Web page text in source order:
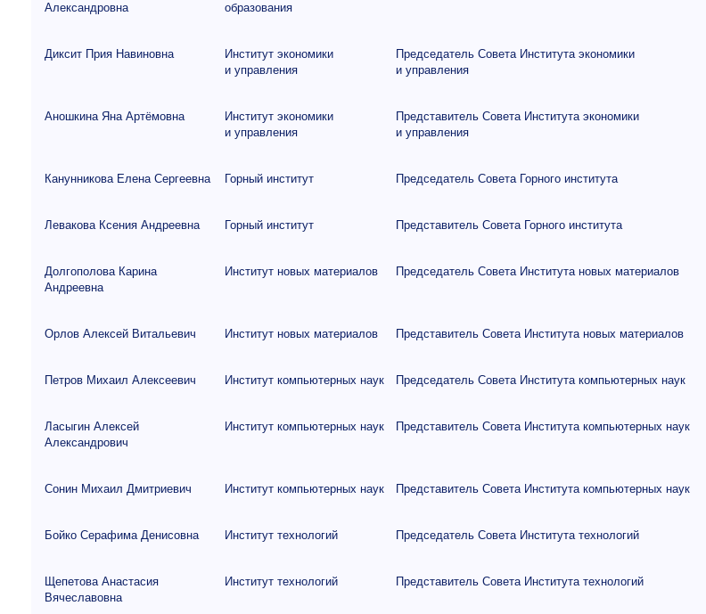
Александровна
образования
Диксит Прия Навиновна
Институт экономики
и управления
Председатель Совета Института экономики
и управления
Аношкина Яна Артёмовна
Институт экономики
и управления
Представитель Совета Института экономики
и управления
Канунникова Елена Сергеевна Горный институт Председатель Совета Горного института
Левакова Ксения Андреевна Горный институт Представитель Совета Горного института
Долгополова Карина
Андреевна
Институт новых материалов Председатель Совета Института новых материалов
Орлов Алексей Витальевич Институт новых материалов Представитель Совета Института новых материалов
Петров Михаил Алексеевич Институт компьютерных наук Председатель Совета Института компьютерных наук
Ласыгин Алексей
Александрович
Институт компьютерных наук Представитель Совета Института компьютерных наук
Сонин Михаил Дмитриевич Институт компьютерных наук Представитель Совета Института компьютерных наук
Бойко Серафима Денисовна Институт технологий Председатель Совета Института технологий
Щепетова Анастасия
Вячеславовна
Институт технологий Представитель Совета Института технологий